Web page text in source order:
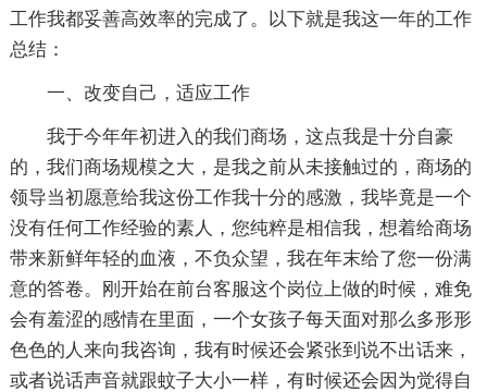
工作我都妥善高效率的完成了。以下就是我这一年的工作
总结：
一、改变自己，适应工作
我于今年年初进入的我们商场，这点我是十分自豪
的，我们商场规模之大，是我之前从未接触过的，商场的
领导当初愿意给我这份工作我十分的感激，我毕竟是一个
没有任何工作经验的素人，您纯粹是相信我，想着给商场
带来新鲜年轻的血液，不负众望，我在年末给了您一份满
意的答卷。刚开始在前台客服这个岗位上做的时候，难免
会有羞涩的感情在里面，一个女孩子每天面对那么多形形
色色的人来向我咨询，我有时候还会紧张到说不出话来，
或者说话声音就跟蚊子大小一样，有时候还会因为觉得自